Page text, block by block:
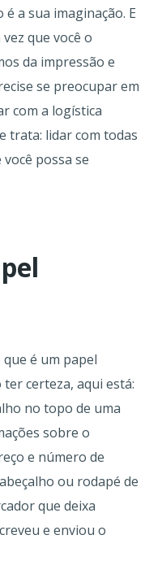
a sua imaginação. E
que você o
da impressão e
se preocupar em
com a logística
trata: lidar com todas
possa se
é um papel
certeza, aqui está:
no topo de uma
sobre o
e número de
ou rodapé de
que deixa
e enviou o